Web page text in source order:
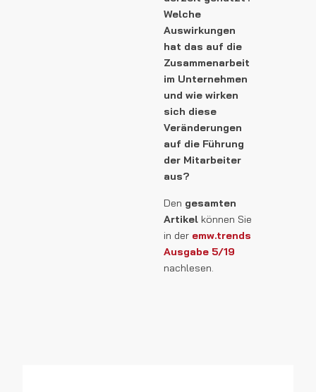
Welche
Auswirkungen
hat das auf die
Zusammenarbeit
im Unternehmen
und wie wirken
sich diese
Veränderungen
auf die Führung
der Mitarbeiter
aus?
Den gesamten
Artikel können Sie
in der emw.trends
Ausgabe 5/19
nachlesen.